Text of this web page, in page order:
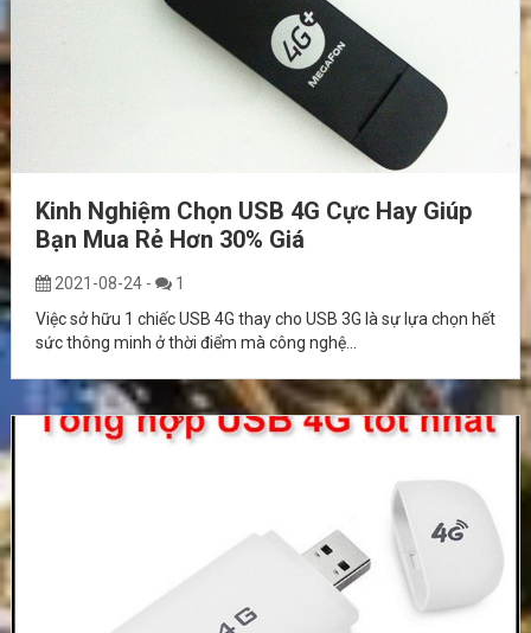
Kinh Nghiệm Chọn USB 4G Cực Hay Giúp
Bạn Mua Rẻ Hơn 30% Giá
2021-08-24 -
1
Việc sở hữu 1 chiếc USB 4G thay cho USB 3G là sự lựa chọn hết
sức thông minh ở thời điểm mà công nghệ...